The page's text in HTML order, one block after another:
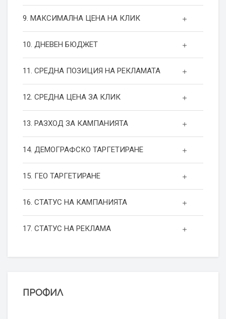
9. МАКСИМАЛНА ЦЕНА НА КЛИК
10. ДНЕВЕН БЮДЖЕТ
11. СРЕДНА ПОЗИЦИЯ НА РЕКЛАМАТА
12. СРЕДНА ЦЕНА ЗА КЛИК
13. РАЗХОД ЗА КАМПАНИЯТА
14. ДЕМОГРАФСКО ТАРГЕТИРАНЕ
15. ГЕО ТАРГЕТИРАНЕ
16. СТАТУС НА КАМПАНИЯТА
17. СТАТУС НА РЕКЛАМА
ПРОФИЛ